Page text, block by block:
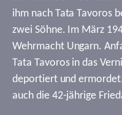
ihm nach Tata Tavoros
zwei Söhne. Im März
Wehrmacht Ungarn.
Tata Tavoros in das
deportiert und
auch die 42-jährige